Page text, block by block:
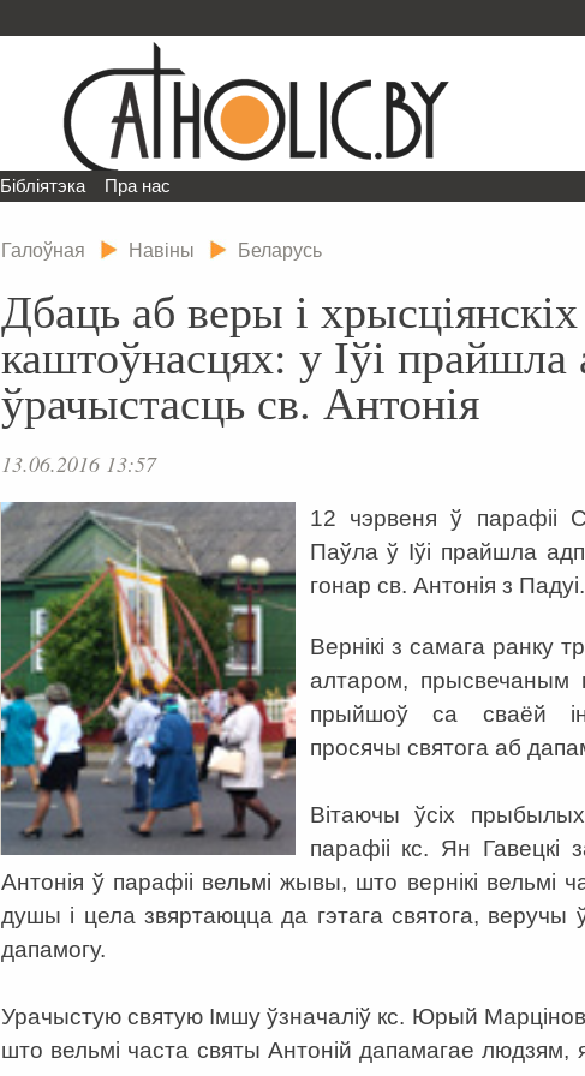
Бібліятэка Пра нас
Галоўная Навіны Беларусь
Дбаць аб веры і хрысціянскіх
каштоўнасцях: у Іўі прайшла
ўрачыстасць св. Антонія
13.06.2016 13:57
12 чэрвеня ў парафіі
Паўла ў Іўі прайшла
гонар св. Антонія з Падуі.
Вернікі з самага ранку
алтаром, прысвечаным
прыйшоў са сваёй
просячы святога аб
Вітаючы ўсіх
парафіі кс. Ян Гавецкі
Антонія ў парафіі вельмі жывы, што вернікі вельмі
душы і цела звяртаюцца да гэтага святога, веручы
дапамогу.
Урачыстую святую Імшу ўзначаліў кс. Юрый
што вельмі часта святы Антоній дапамагае людзям,